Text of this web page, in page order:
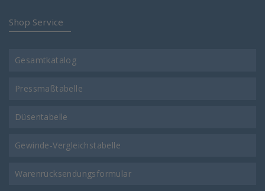
Shop Service
Gesamtkatalog
Pressmaßtabelle
Düsentabelle
Gewinde-Vergleichstabelle
Warenrücksendungsformular